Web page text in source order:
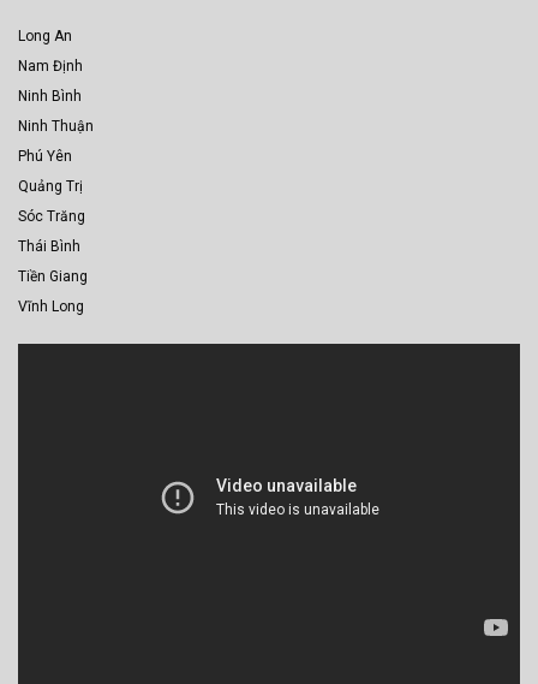
Long An
Nam Định
Ninh Bình
Ninh Thuận
Phú Yên
Quảng Trị
Sóc Trăng
Thái Bình
Tiền Giang
Vĩnh Long